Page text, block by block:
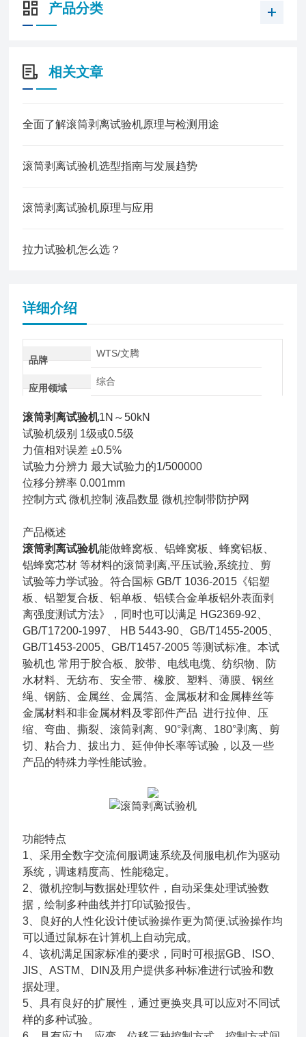
产品分类
相关文章
全面了解滚筒剥离试验机原理与检测用途
滚筒剥离试验机选型指南与发展趋势
滚筒剥离试验机原理与应用
拉力试验机怎么选？
详细介绍
品牌
WTS/文腾
应用领域
综合
滚筒剥离试验机1N～50kN
试验机级别 1级或0.5级
力值相对误差 ±0.5%
试验力分辨力 最大试验力的1/500000
位移分辨率 0.001mm
控制方式 微机控制 液晶数显 微机控制带防护网
产品概述
滚筒剥离试验机能做蜂窝板、铝蜂窝板、蜂窝铝板、
铝蜂窝芯材 等材料的滚筒剥离,平压试验,系统拉、剪
试验等力学试验。符合国标 GB/T 1036-2015《铝塑
板、铝塑复合板、铝单板、铝镁合金单板铝外表面剥
离强度测试方法》，同时也可以满足 HG2369-92、
GB/T17200-1997、 HB 5443-90、GB/T1455-2005、
GB/T1453-2005、GB/T1457-2005 等测试标准。本试
验机也 常用于胶合板、胶带、电线电缆、纺织物、防
水材料、无纺布、安全带、橡胶、塑料、薄膜、钢丝
绳、钢筋、金属丝、金属箔、金属板材和金属棒丝等
金属材料和非金属材料及零部件产品 进行拉伸、压
缩、弯曲、撕裂、滚筒剥离、90°剥离、180°剥离、剪
切、粘合力、拔出力、延伸伸长率等试验，以及一些
产品的特殊力学性能试验。
功能特点
1、采用全数字交流伺服调速系统及伺服电机作为驱动
系统，调速精度高、性能稳定。
2、微机控制与数据处理软件，自动采集处理试验数
据，绘制多种曲线并打印试验报告。
3、良好的人性化设计使试验操作更为简便,试验操作均
可以通过鼠标在计算机上自动完成。
4、该机满足国家标准的要求，同时可根据GB、ISO、
JIS、ASTM、DIN及用户提供多种标准进行试验和数
据处理。
5、具有良好的扩展性，通过更换夹具可以应对不同试
样的多种试验。